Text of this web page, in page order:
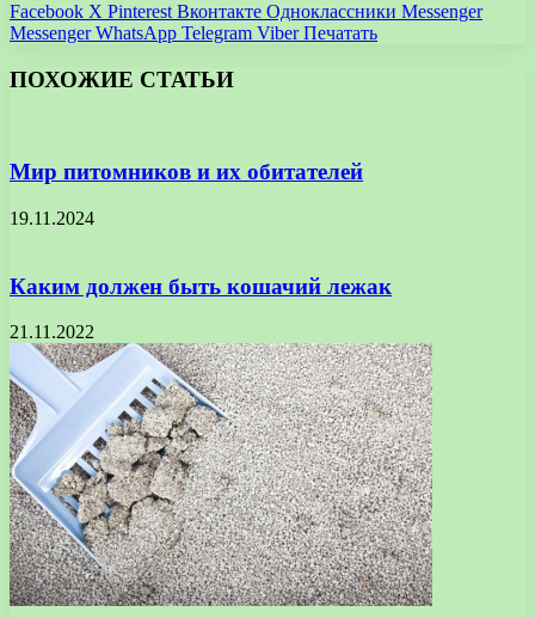
Facebook X Pinterest Вконтакте Одноклассники Messenger
Messenger WhatsApp Telegram Viber Печатать
ПОХОЖИЕ СТАТЬИ
Мир питомников и их обитателей
19.11.2024
Каким должен быть кошачий лежак
21.11.2022